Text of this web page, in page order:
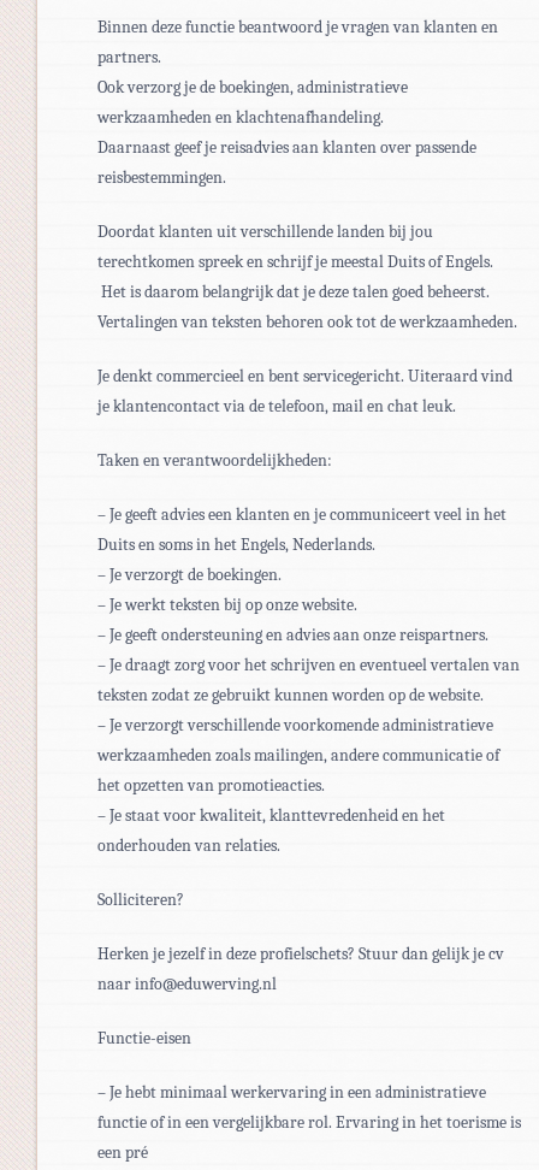
Binnen deze functie beantwoord je vragen van klanten en
partners.
Ook verzorg je de boekingen, administratieve
werkzaamheden en klachtenafhandeling.
Daarnaast geef je reisadvies aan klanten over passende
reisbestemmingen.
Doordat klanten uit verschillende landen bij jou
terechtkomen spreek en schrijf je meestal Duits of Engels.
Het is daarom belangrijk dat je deze talen goed beheerst.
Vertalingen van teksten behoren ook tot de werkzaamheden.
Je denkt commercieel en bent servicegericht. Uiteraard vind
je klantencontact via de telefoon, mail en chat leuk.
Taken en verantwoordelijkheden:
– Je geeft advies een klanten en je communiceert veel in het
Duits en soms in het Engels, Nederlands.
– Je verzorgt de boekingen.
– Je werkt teksten bij op onze website.
– Je geeft ondersteuning en advies aan onze reispartners.
– Je draagt zorg voor het schrijven en eventueel vertalen van
teksten zodat ze gebruikt kunnen worden op de website.
– Je verzorgt verschillende voorkomende administratieve
werkzaamheden zoals mailingen, andere communicatie of
het opzetten van promotieacties.
– Je staat voor kwaliteit, klanttevredenheid en het
onderhouden van relaties.
Solliciteren?
Herken je jezelf in deze profielschets? Stuur dan gelijk je cv
naar info@eduwerving.nl
Functie-eisen
– Je hebt minimaal werkervaring in een administratieve
functie of in een vergelijkbare rol. Ervaring in het toerisme is
een pré